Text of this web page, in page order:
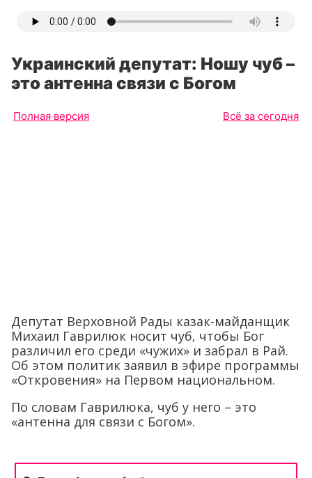
Украинский депутат: Ношу чуб –
это антенна связи с Богом
Полная версия Всё за сегодня
Депутат Верховной Рады казак-майданщик
Михаил Гаврилюк носит чуб, чтобы Бог
различил его среди «чужих» и забрал в Рай.
Об этом политик заявил в эфире программы
«Откровения» на Первом национальном.
По словам Гаврилюка, чуб у него – это
«антенна для связи с Богом».